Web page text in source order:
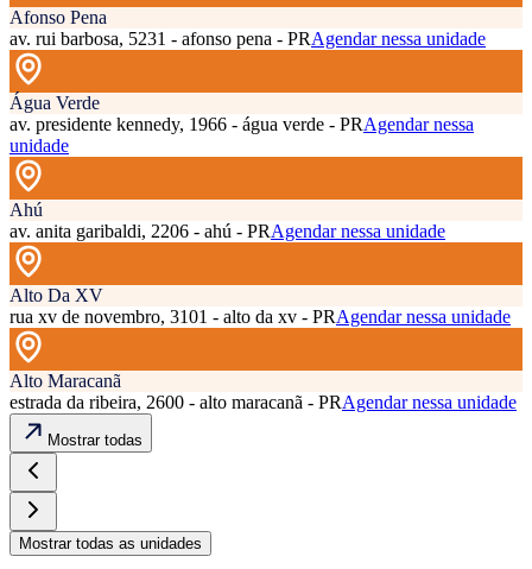
Afonso Pena
av. rui barbosa, 5231 - afonso pena - PRAgendar nessa unidade
Água Verde
av. presidente kennedy, 1966 - água verde - PRAgendar nessa
unidade
Ahú
av. anita garibaldi, 2206 - ahú - PRAgendar nessa unidade
Alto Da XV
rua xv de novembro, 3101 - alto da xv - PRAgendar nessa unidade
Alto Maracanã
estrada da ribeira, 2600 - alto maracanã - PRAgendar nessa unidade
Mostrar todas
Mostrar todas as unidades